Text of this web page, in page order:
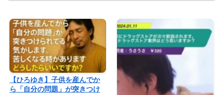
【ひろゆき】子供を産んでか
ら「自分の問題」が突きつけ